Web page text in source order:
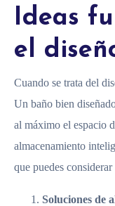
Ideas
el
Cuando se trata del
Un baño bien
al máximo el espacio
almacenamiento
que puedes
Soluciones de